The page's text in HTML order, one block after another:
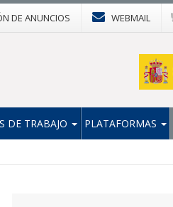
DE ANUNCIOS WEBMAIL
DE TRABAJO PLATAFORMAS